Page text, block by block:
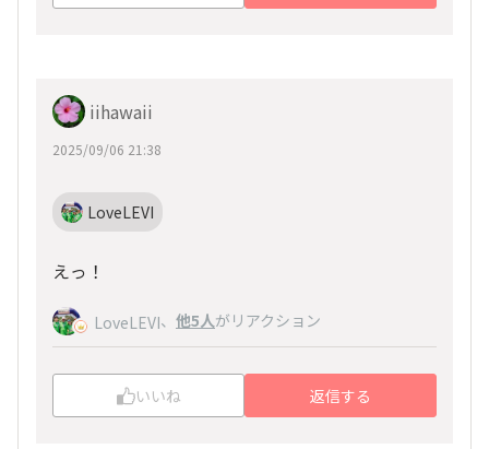
iihawaii
2025/09/06 21:38
LoveLEVI
えっ！
LoveLEVI、 他5人がリアクション
いいね 返信する